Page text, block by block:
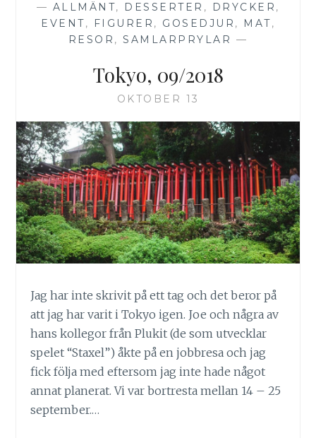
— ALLMÄNT, DESSERTER , DRYCKER ,
EVENT, FIGURER , GOSEDJUR , MAT,
RESOR ,SAMLARPRYLAR —
Tokyo, 09/2018
OKTOBER 13
Jag har inte skrivit på ett tag och det beror på
att jag har varit i Tokyo igen. Joe och några av
hans kollegor från Plukit (de som utvecklar
spelet “Staxel”) åkte på en jobbresa och jag
fick följa med eftersom jag inte hade något
annat planerat. Vi var bortresta mellan 14 – 25
september.…